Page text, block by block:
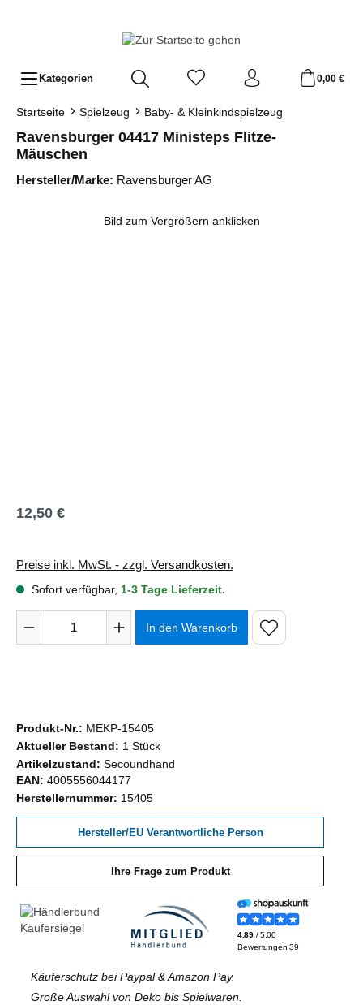
Kategorien 0,00 €
Startseite Spielzeug Baby- & Kleinkindspielzeug
Ravensburger 04417 Ministeps Flitze-
Mäuschen
Hersteller/Marke: Ravensburger AG
Bild zum Vergrößern anklicken
Regulärer Preis:
12,50 €
Preise inkl. MwSt. - zzgl. Versandkosten.
Sofort verfügbar, 1-3 Tage Lieferzeit.
Produkt Anzahl: Gib den gewünschten Wert ein oder
In den Warenkorb
Produkt-Nr.: MEKP-15405
Aktueller Bestand: 1 Stück
Artikelzustand: Secoundhand
EAN: 4005556044177
Herstellernummer: 15405
Hersteller/EU Verantwortliche Person
Ihre Frage zum Produkt
Käuferschutz bei Paypal & Amazon Pay.
Große Auswahl von Deko bis Spielwaren.